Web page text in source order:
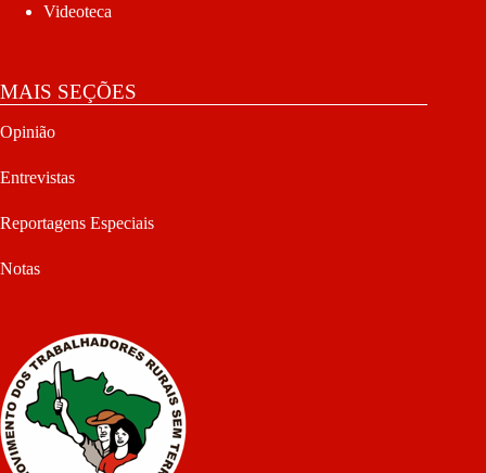
Videoteca
MAIS SEÇÕES
Opinião
Entrevistas
Reportagens Especiais
Notas